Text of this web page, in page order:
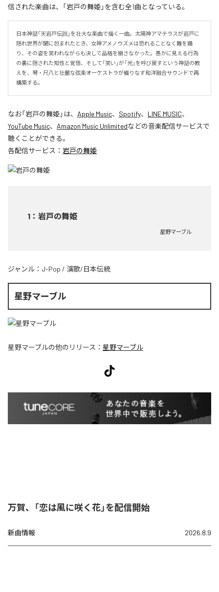
信された楽曲は、「岩戸の舞姫」を含む全1曲となっている。
日本神話「天岩戸伝説」を壮大な楽曲で描く一曲。太陽神アマテラスが岩戸に
隠れ世界が闇に包まれたとき、女神アメノウズメは恐れることなく舞を踊
り、その姿を笑われながらも決して品格を崩さなかった。愚かに見える行為
の裏に隠された知性と覚悟、そして「笑い」が「光」を呼び戻すという神話の教
えを、琴・尺八と壮麗な弦楽オーケストラが織りなす和洋融合サウンドで再
構築する。
なお「岩戸の舞姫 」は、 Apple Music、 Spotify、 LINE MUSIC、
YouTube Music、 Amazon Music Unlimitedなどの音楽配信サービスで
聴くことができる。
各配信サービス： 岩戸の舞姫
1 ： 岩戸の舞姫
星野マーブル
ジャンル： J-Pop / 演歌/日本伝統
星野マーブル
星野マーブルの他のリリース： 星野マーブル
万賀、「恋は風に咲く花」を配信開始
新曲情報 2026.8.9